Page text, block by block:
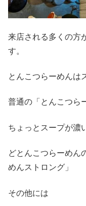
来店される多くの方
す。
とんこつらーめんは
普通の「とんこつら
ちょっとスープが濃
どとんこつらーめん
めんストロング」
その他には